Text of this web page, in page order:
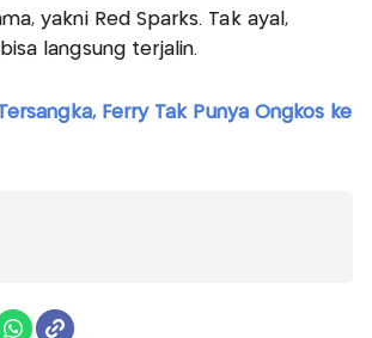
yakni Red Sparks. Tak ayal,
langsung terjalin.
Ferry Tak Punya Ongkos ke